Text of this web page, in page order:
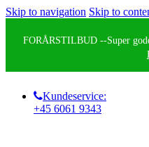
Skip to navigation Skip to
FORÅRSTILBUD --Super
Kundeservice:
+45 6061 9343